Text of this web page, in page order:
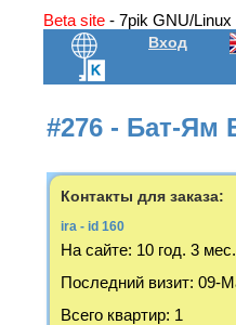
Beta site - 7pik GNU/Linux
Вход
#276 - Бат-Ям
Контакты для заказа:
ira - id 160
На сайте: 10 год. 3 мес.
Последний визит: 09-
Всего квартир: 1